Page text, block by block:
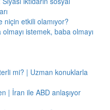
etkili olamıyor?
istemek, baba olmayı
mi? | Uzman konuklarla
| İran ile ABD anlaşıyor